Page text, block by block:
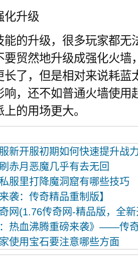
化升级
能的升级，很多玩家都无
要贸然地升级成强化火墙
长了，但是相对来说耗蓝
响，还不如普通火墙使用
的用场更大。
新开服初期如何快速提升战
赤月恶魔几乎有去无回
服里打降魔洞窟有哪些技巧
袭：传奇精品重制版】
网(1.76传奇网-精品版，全
：热血沸腾重磅来袭》——传
使用宝石要注意哪些方面